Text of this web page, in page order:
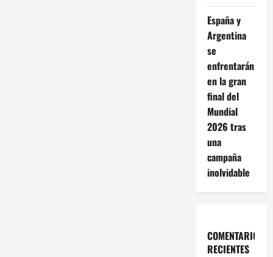
España y
Argentina
se
enfrentarán
en la gran
final del
Mundial
2026 tras
una
campaña
inolvidable
COMENTARIOS
RECIENTES